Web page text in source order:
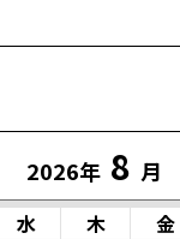
2026年 8 月
水 木 金